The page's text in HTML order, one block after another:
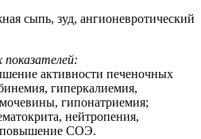
сыпь, зуд, ангионевротический
активности печеночных
гиперкалиемия,
гипонатриемия;
нейтропения,
повышение СОЭ.